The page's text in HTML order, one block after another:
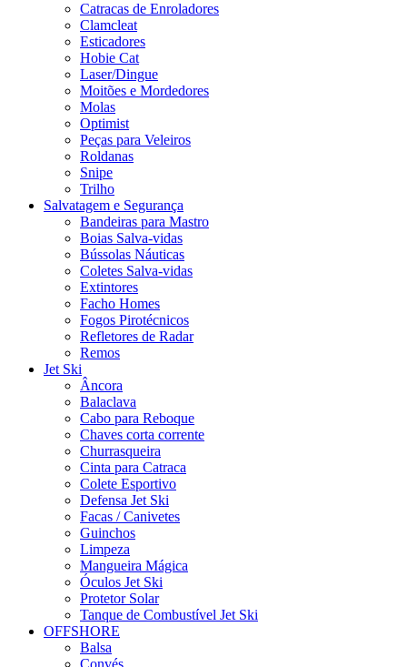
Catracas de Enroladores
Clamcleat
Esticadores
Hobie Cat
Laser/Dingue
Moitões e Mordedores
Molas
Optimist
Peças para Veleiros
Roldanas
Snipe
Trilho
Salvatagem e Segurança
Bandeiras para Mastro
Boias Salva-vidas
Bússolas Náuticas
Coletes Salva-vidas
Extintores
Facho Homes
Fogos Pirotécnicos
Refletores de Radar
Remos
Jet Ski
Âncora
Balaclava
Cabo para Reboque
Chaves corta corrente
Churrasqueira
Cinta para Catraca
Colete Esportivo
Defensa Jet Ski
Facas / Canivetes
Guinchos
Limpeza
Mangueira Mágica
Óculos Jet Ski
Protetor Solar
Tanque de Combustível Jet Ski
OFFSHORE
Balsa
Convés